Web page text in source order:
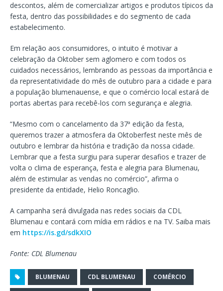
descontos, além de comercializar artigos e produtos típicos da
festa, dentro das possibilidades e do segmento de cada
estabelecimento.
Em relação aos consumidores, o intuito é motivar a
celebração da Oktober sem aglomero e com todos os
cuidados necessários, lembrando as pessoas da importância e
da representatividade do mês de outubro para a cidade e para
a população blumenauense, e que o comércio local estará de
portas abertas para recebê-los com segurança e alegria.
“Mesmo com o cancelamento da 37ª edição da festa,
queremos trazer a atmosfera da Oktoberfest neste mês de
outubro e lembrar da história e tradição da nossa cidade.
Lembrar que a festa surgiu para superar desafios e trazer de
volta o clima de esperança, festa e alegria para Blumenau,
além de estimular as vendas no comércio”, afirma o
presidente da entidade, Helio Roncaglio.
A campanha será divulgada nas redes sociais da CDL
Blumenau e contará com mídia em rádios e na TV. Saiba mais
em https://is.gd/sdkXIO
Fonte: CDL Blumenau
BLUMENAU CDL BLUMENAU COMÉRCIO